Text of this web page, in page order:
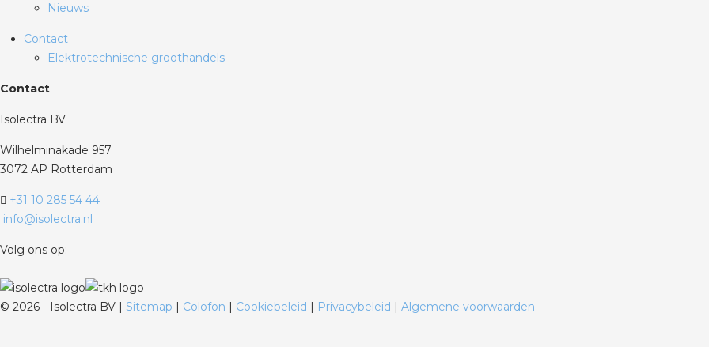
Nieuws
Contact
Elektrotechnische groothandels
Contact
Isolectra BV
Wilhelminakade 957
3072 AP Rotterdam
+31 10 285 54 44
info@isolectra.nl
Volg ons op:
© 2026 - Isolectra BV | Sitemap | Colofon | Cookiebeleid | Privacybeleid | Algemene voorwaarden